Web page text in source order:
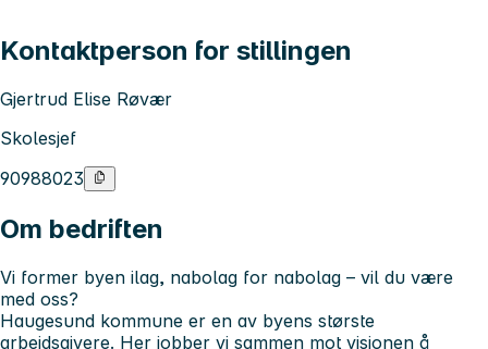
Kontaktperson for stillingen
Gjertrud Elise Røvær
Skolesjef
90988023
Om bedriften
Vi former byen ilag, nabolag for nabolag – vil du være
med oss?
Haugesund kommune er en av byens største
arbeidsgivere. Her jobber vi sammen mot visjonen å